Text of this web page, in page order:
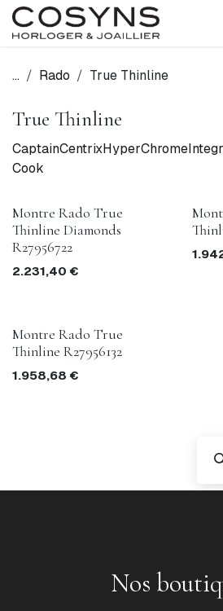
SE RENDRE AU CONTENU
... Rado True Thinline
True Thinline
Captain
Cook
CentrixHyperChrome
Montre Rado True
Thinline Diamonds
R27956722
2.231,40 €
Montre Rado True
Thinline R27956132
1.958,68 €
Nos